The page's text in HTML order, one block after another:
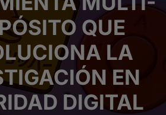
QUE
LA
EN
DIGITAL